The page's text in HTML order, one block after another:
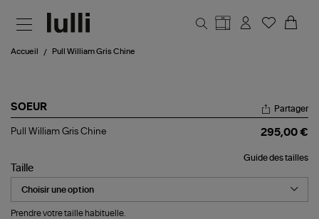
Accueil Pull William Gris Chine
SOEUR
Pull
Chine
Partager
Pull William Gris Chine 295,00 €
Guide des tailles
Taille
Prendre votre taille habituelle.